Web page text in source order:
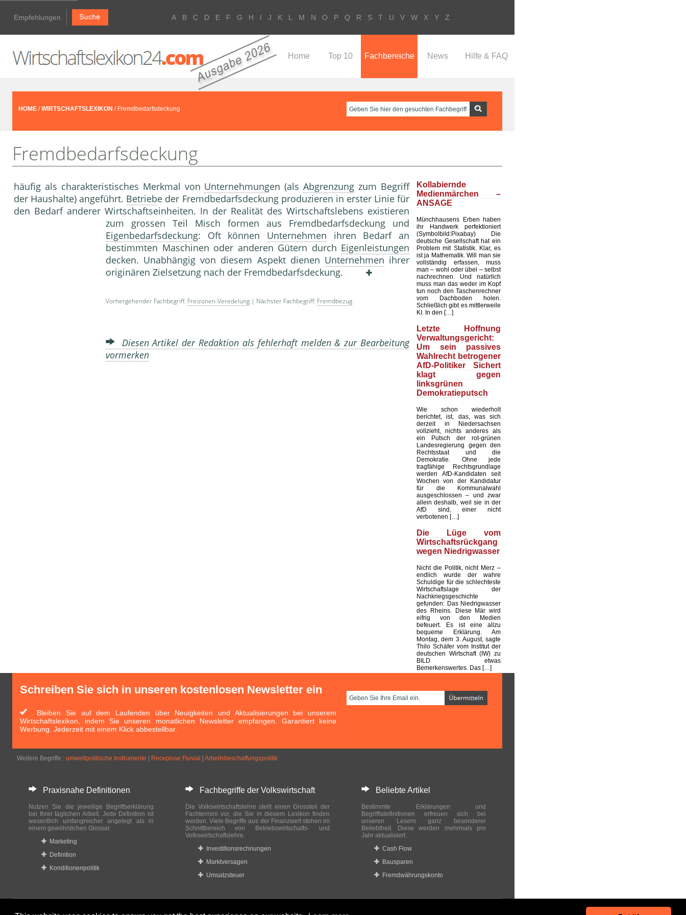
Empfehlungen A B C D E F G H I J K L M N O P Q R S T U V W X Y Z
Home Top 10 Fachbereiche News Hilfe & FAQ
HOME /WIRTSCHAFTSLEXIKON / Fremdbedarfsdeckung
Fremdbedarfsdeckung
häufig als charakteristisches Merkmal von Unternehmungen (alsAbgrenzung zum Begriff
der Haushalte) angeführt. Betriebe der Fremdbedarfsdeckung produzieren in erster Linie für
den Bedarf anderer Wirtschaftseinheiten. In der Realität des Wirtschaftslebens existieren
zum grossen Teil Misch formen aus Fremdbedarfsdeckung und
Eigenbedarfsdeckung: Oft können Unternehmen ihren Bedarf an
bestimmten Maschinen oder anderen Gütern durch Eigenleistungen
decken. Unabhängig von diesem Aspekt dienen Unternehmen ihrer
originären Zielsetzung nach der Fremdbedarfsdeckung.
Vorhergehender Fachbegriff: Freizonen-Veredelung | Nächster Fachbegriff: Fremdbezug
Diesen Artikel der Redaktion als fehlerhaft melden & zur Bearbeitung
vormerken
Kollabiernde
Medienmärchen –
ANSAGE
Münchhausens Erben haben
ihr Handwerk perfektioniert
(Symbolbild:Pixabay) Die
deutsche Gesellschaft hat ein
Problem mit Statistik. Klar, es
ist ja Mathematik. Will man sie
vollständig erfassen, muss
man – wohl oder übel – selbst
nachrechnen. Und natürlich
muss man das weder im Kopf
tun noch den Taschenrechner
vom Dachboden holen.
Schließlich gibt es mittlerweile
KI. In den […]
Letzte Hoffnung
Verwaltungsgericht:
Um sein passives
Wahlrecht betrogener
AfD-Politiker Sichert
klagt gegen
linksgrünen
Demokratieputsch
Wie schon wiederholt
berichtet, ist, das, was sich
derzeit in Niedersachsen
vollzieht, nichts anderes als
ein Putsch der rot-grünen
Landesregierung gegen den
Rechtsstaat und die
Demokratie. Ohne jede
tragfähige Rechtsgrundlage
werden AfD-Kandidaten seit
Wochen von der Kandidatur
für die Kommunalwahl
ausgeschlossen – und zwar
allein deshalb, weil sie in der
AfD sind, einer nicht
verbotenen […]
Die Lüge vom
Wirtschaftsrückgang
wegen Niedrigwasser
Nicht die Politik, nicht Merz –
endlich wurde der wahre
Schuldige für die schlechteste
Wirtschaftslage der
Nachkriegsgeschichte
gefunden: Das Niedrigwasser
des Rheins. Diese Mär wird
eifrig von den Medien
befeuert. Es ist eine allzu
bequeme Erklärung. Am
Montag, dem 3. August, sagte
Thilo Schäfer vom Institut der
deutschen Wirtschaft (IW) zu
BILD etwas
Bemerkenswertes. Das […]
Schreiben Sie sich in unseren kostenlosen Newsletter ein
Bleiben Sie auf dem Laufenden über Neuigkeiten und Aktualisierungen bei unserem
Wirtschaftslexikon, indem Sie unseren monatlichen Newsletter empfangen. Garantiert keine
Werbung. Jederzeit mit einem Klick abbestellbar.
Weitere Begriffe : umweltpolitische Instrumente Recepisse Fluvial Arbeitsbeschaffungspolitik
Praxisnahe Definitionen
Nutzen Sie die jeweilige Begriffserklärung
bei Ihrer täglichen Arbeit. Jede Definition ist
wesentlich umfangreicher angelegt als in
einem gewöhnlichen Glossar.
Marketing
Definition
Konditionenpolitik
Fachbegriffe der Volkswirtschaft
Die Volkswirtschaftslehre stellt einen Grossteil der
Fachtermini vor, die Sie in diesem Lexikon finden
werden. Viele Begriffe aus der Finanzwelt stehen im
Schnittbereich von Betriebswirtschafts- und
Volkswirtschaftslehre.
Investitionsrechnungen
Marktversagen
Umsatzsteuer
Beliebte Artikel
Bestimmte Erklärungen und
Begriffsdefinitionen erfreuen sich bei
unseren Lesern ganz besonderer
Beliebtheit. Diese werden mehrmals pro
Jahr aktualisiert.
Cash Flow
Bausparen
Fremdwährungskonto